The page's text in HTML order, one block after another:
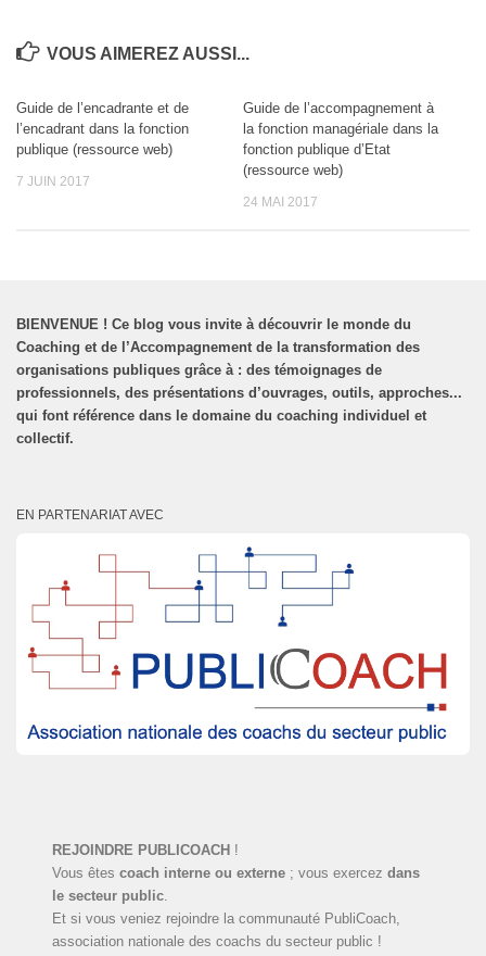
VOUS AIMEREZ AUSSI...
Guide de l’encadrante et de
l’encadrant dans la fonction
publique (ressource web)
7 JUIN 2017
Guide de l’accompagnement à
la fonction managériale dans la
fonction publique d’Etat
(ressource web)
24 MAI 2017
BIENVENUE ! Ce blog vous invite à découvrir le monde du
Coaching et de l’Accompagnement de la transformation des
organisations publiques grâce à : des témoignages de
professionnels, des présentations d’ouvrages, outils, approches...
qui font référence dans le domaine du coaching individuel et
collectif.
EN PARTENARIAT AVEC
REJOINDRE PUBLICOACH !
Vous êtescoach interne ou externe ; vous exercezdans
le secteur public.
Et si vous veniez rejoindre la communauté PubliCoach,
association nationale des coachs du secteur public !